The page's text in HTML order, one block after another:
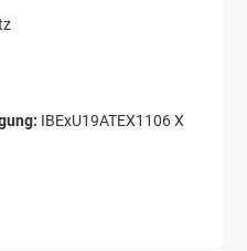
IBExU19ATEX1106 X